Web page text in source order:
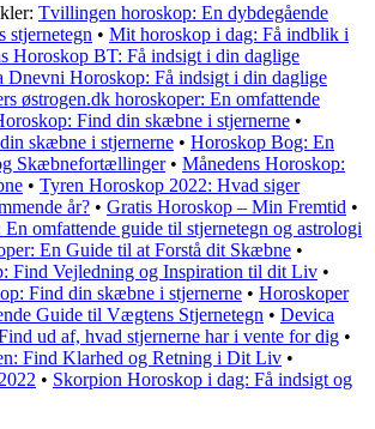
Tvillingen horoskop: En dybdegående
stjernetegn • Mit horoskop i dag: Få indblik i
Horoskop BT: Få indsigt i din daglige
Dnevni Horoskop: Få indsigt i din daglige
østrogen.dk horoskoper: En omfattende
Find din skæbne i stjernerne •
skæbne i stjernerne • Horoskop Bog: En
Skæbnefortællinger• Månedens Horoskop:
• Tyren Horoskop 2022: Hvad siger
år? • Gratis Horoskop – Min Fremtid •
omfattende guide til stjernetegn og astrologi
En Guide til at Forstå dit Skæbne •
Find Vejledning og Inspiration til dit Liv •
Find din skæbne i stjernerne • Horoskoper
Guide til Vægtens Stjernetegn • Devica
ud af, hvad stjernerne har i vente for dig •
Find Klarhed og Retning i Dit Liv •
• Skorpion Horoskop i dag: Få indsigt og